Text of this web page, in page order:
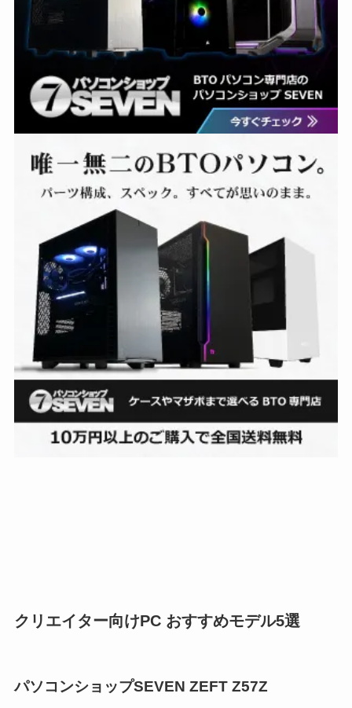
クリエイター向けPC おすすめモデル5選
パソコンショップSEVEN ZEFT Z57Z